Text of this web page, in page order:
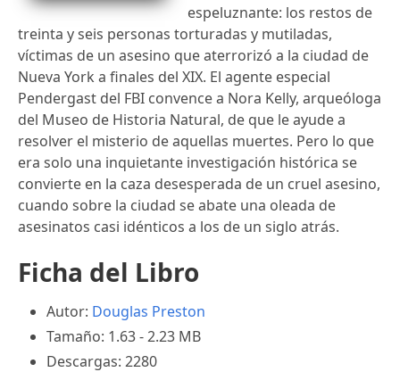
espeluznante: los restos de
treinta y seis personas torturadas y mutiladas,
víctimas de un asesino que aterrorizó a la ciudad de
Nueva York a finales del XIX. El agente especial
Pendergast del FBI convence a Nora Kelly, arqueóloga
del Museo de Historia Natural, de que le ayude a
resolver el misterio de aquellas muertes. Pero lo que
era solo una inquietante investigación histórica se
convierte en la caza desesperada de un cruel asesino,
cuando sobre la ciudad se abate una oleada de
asesinatos casi idénticos a los de un siglo atrás.
Ficha del Libro
Autor: Douglas Preston
Tamaño: 1.63 - 2.23 MB
Descargas: 2280